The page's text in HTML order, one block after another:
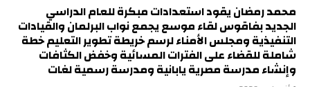
محمد رمضان يقود استعدادات مبكرة للعام الدراسي
الجديد بفاقوس لقاء موسع يجمع نواب البرلمان والقيادات
التنفيذية ومجلس الأمناء لرسم خريطة تطوير التعليم خطة
شاملة للقضاء على الفترات المسائية وخفض الكثافات
وإنشاء مدرسة مصرية يابانية ومدرسة رسمية لغات